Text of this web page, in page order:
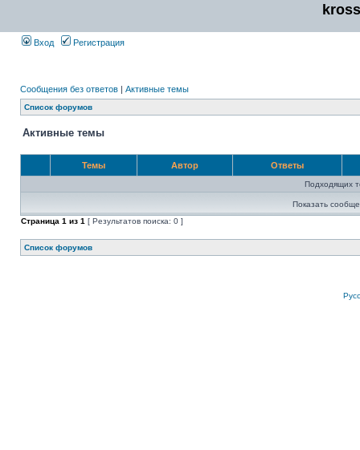
Вход Регистрация
Сообщения без ответов | Активные темы
Список форумов
Активные темы
Темы Автор Ответы
Подходящих
Показать
Страница 1 из 1 [ Результатов поиска: 0 ]
Список форумов